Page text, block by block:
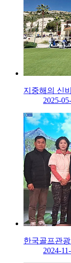
지중해의 신
2025-
한국골프관
2024-